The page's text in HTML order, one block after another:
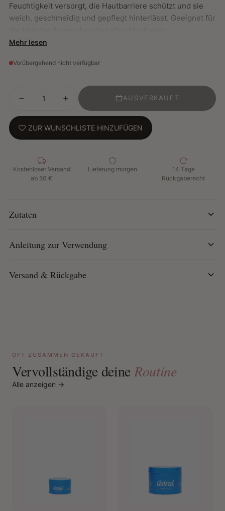
Feuchtigkeit versorgt, die Hautbarriere schützt und sie
weich, geschmeidig und gepflegt hinterlässt. Geeignet für
Hauptmerkmale:
Angereichert mit Lanolin zur Feuchtigkeitsspeicherung
Glycerin macht die Haut weich und spendet ihr
Feuchtigkeit.
Vielseitig: Auch als Make-up-Entferner oder zur
Vorbereitung auf die Sonnenbräune geeignet.
geeignet
Mehr lesen
Vorübergehend nicht verfügbar
AUSVERKAUFT
ZUR WUNSCHLISTE HINZUFÜGEN
Kostenloser Versand
ab 50 €
Lieferung morgen
14 Tage
Rückgaberecht
Zutaten
Anleitung zur Verwendung
Versand & Rückgabe
OFT ZUSAMMEN GEKAUFT
Vervollständige deineRoutine
Alle anzeigen →